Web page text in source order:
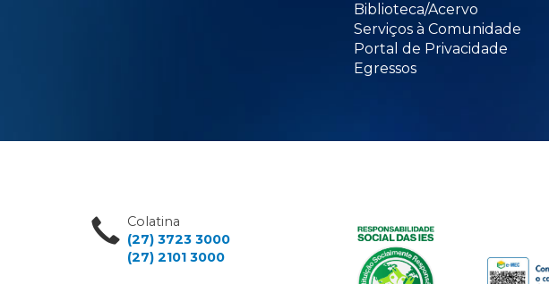
Biblioteca/Acervo
Serviços à Comunidade
Portal de Privacidade
Egressos
Colatina
(27) 3723 3000
(27) 2101 3000